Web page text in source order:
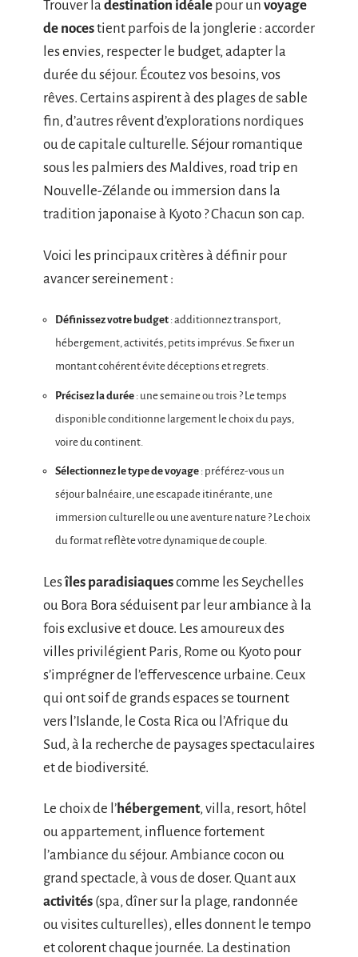
Trouver la destination idéale pour un voyage
de nocestient parfois de la jonglerie : accorder
les envies, respecter le budget, adapter la
durée du séjour. Écoutez vos besoins, vos
rêves. Certains aspirent à des plages de sable
fin, d’autres rêvent d’explorations nordiques
ou de capitale culturelle. Séjour romantique
sous les palmiers des Maldives, road trip en
Nouvelle-Zélande ou immersion dans la
tradition japonaise à Kyoto ? Chacun son cap.
Voici les principaux critères à définir pour
avancer sereinement :
Définissez votre budget : additionnez transport,
hébergement, activités, petits imprévus. Se fixer un
montant cohérent évite déceptions et regrets.
Précisez la durée : une semaine ou trois ? Le temps
disponible conditionne largement le choix du pays,
voire du continent.
Sélectionnez le type de voyage : préférez-vous un
séjour balnéaire, une escapade itinérante, une
immersion culturelle ou une aventure nature ? Le choix
du format reflète votre dynamique de couple.
Lesîles paradisiaquescomme les Seychelles
ou Bora Bora séduisent par leur ambiance à la
fois exclusive et douce. Les amoureux des
villes privilégient Paris, Rome ou Kyoto pour
s’imprégner de l’effervescence urbaine. Ceux
qui ont soif de grands espaces se tournent
vers l’Islande, le Costa Rica ou l’Afrique du
Sud, à la recherche de paysages spectaculaires
et de biodiversité.
Le choix de l’hébergement, villa, resort, hôtel
ou appartement, influence fortement
l’ambiance du séjour. Ambiance cocon ou
grand spectacle, à vous de doser. Quant aux
activités (spa, dîner sur la plage, randonnée
ou visites culturelles), elles donnent le tempo
et colorent chaque journée. La destination